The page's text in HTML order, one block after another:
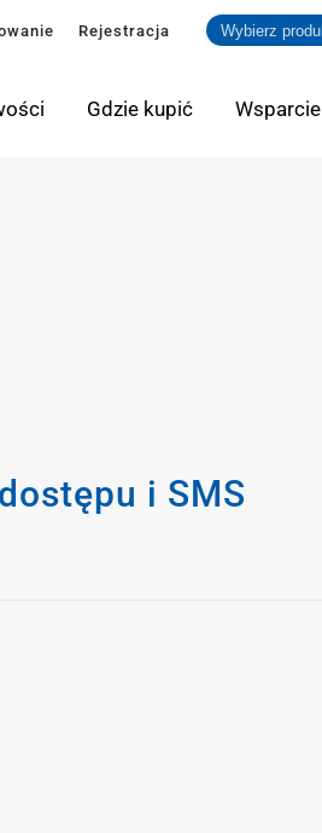
Rejestracja
Gdzie kupić Wsparcie
i SMS